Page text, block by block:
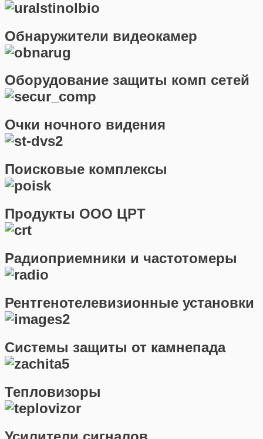
Обнаружители видеокамер
Оборудование защиты комп сетей
Очки ночного видения
Поисковые комплексы
Продукты ООО ЦРТ
Радиоприемники и частотомеры
Рентгенотелевизионные установки
Системы защиты от камнепада
Тепловизоры